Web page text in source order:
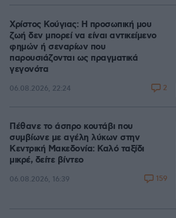
Χρίστος Κούγιας: Η προσωπική μου
ζωή δεν μπορεί να είναι αντικείμενο
φημών ή σεναρίων που
παρουσιάζονται ως πραγματικά
γεγονότα
06.08.2026, 22:24 2
Πέθανε το άσπρο κουτάβι που
συμβίωνε με αγέλη λύκων στην
Κεντρική Μακεδονία: Καλό ταξίδι
μικρέ, δείτε βίντεο
06.08.2026, 16:39 159